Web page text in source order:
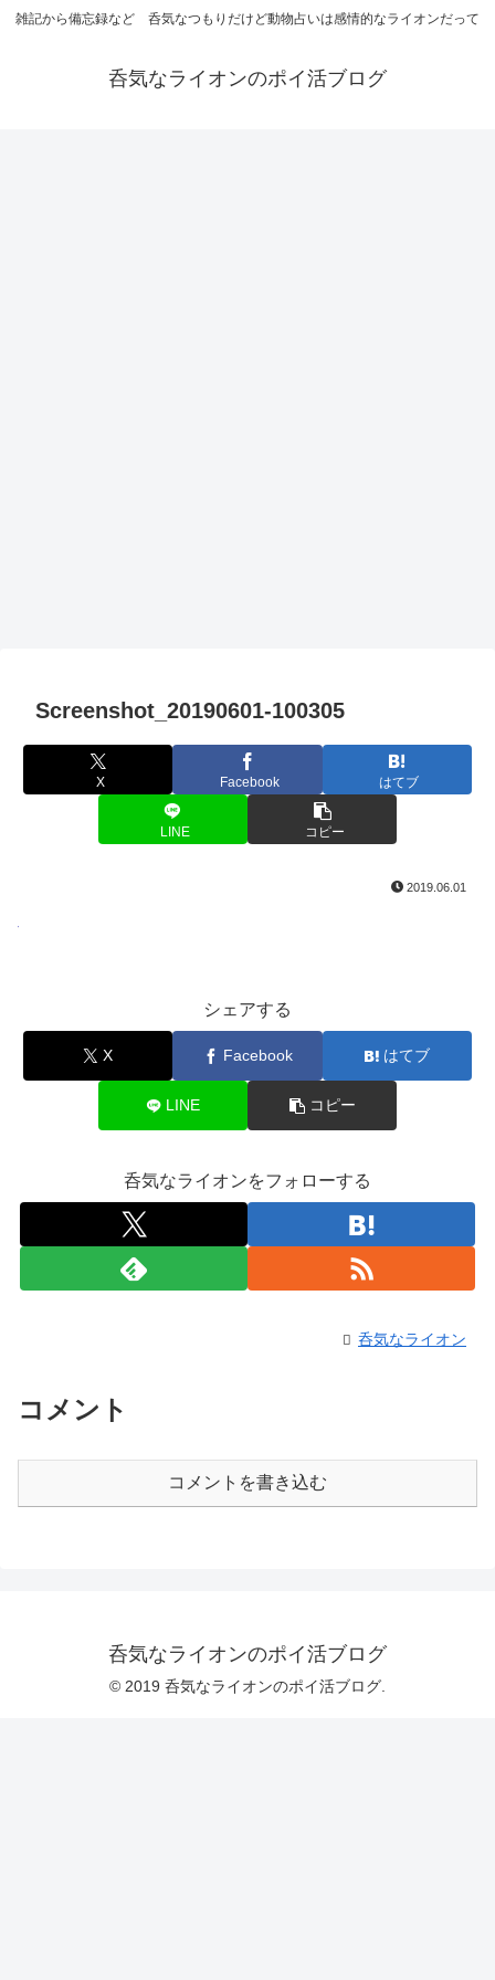
雑記から備忘録など 呑気なつもりだけど動物占いは感情的なライオンだって
呑気なライオンのポイ活ブログ
Screenshot_20190601-100305
X Facebook はてブ
LINE コピー
2019.06.01
シェアする
X Facebook はてブ
LINE コピー
呑気なライオンをフォローする
呑気なライオン
コメント
コメントを書き込む
呑気なライオンのポイ活ブログ
© 2019 呑気なライオンのポイ活ブログ.